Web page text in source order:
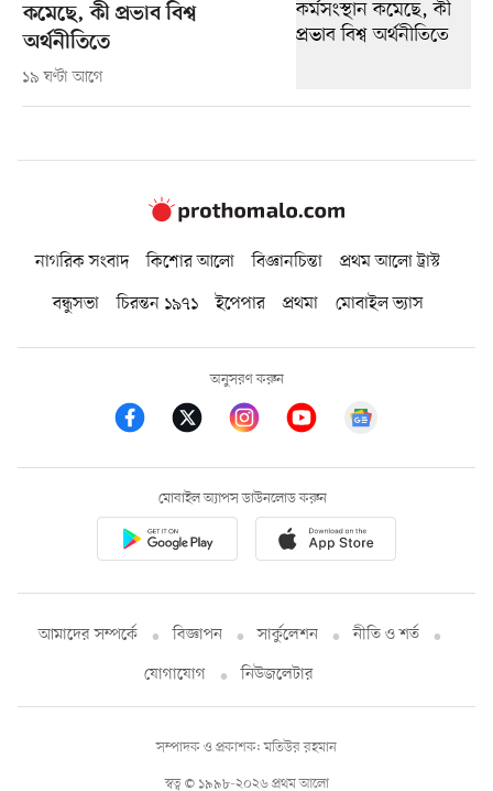
কমেছে, কী প্রভাব বিশ্ব
অর্থনীতিতে
১৯ ঘণ্টা আগে
নাগরিক সংবাদ কিশোর আলো বিজ্ঞানচিন্তা
প্রথম আলো ট্রাস্ট
বন্ধুসভা
চিরন্তন ১৯৭১ ইপেপার প্রথমা মোবাইল ভ্যাস
অনুসরণ করুন
মোবাইল অ্যাপস ডাউনলোড করুন
আমাদের সম্পর্কে বিজ্ঞাপন সার্কুলেশন
নীতি ও শর্ত
যোগাযোগ
নিউজলেটার
স্বত্ব © ১৯৯৮-২০২৬ প্রথম আলো
সম্পাদক ও প্রকাশক: মতিউর রহমান